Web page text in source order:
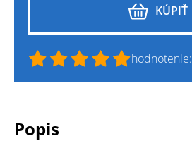
KÚPIŤ
hodnotenie:
popis